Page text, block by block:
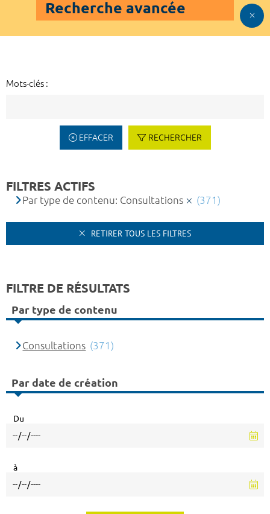
Recherche avancée
Mots-clés :
EFFACER RECHERCHER
FILTRES ACTIFS
Par type de contenu: Consultations (371)
RETIRER TOUS LES FILTRES
FILTRE DE RÉSULTATS
Par type de contenu
Consultations (371)
Par date de création
Du
à